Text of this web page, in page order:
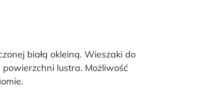
białą okleiną. Wieszaki do
lustra. Możliwość